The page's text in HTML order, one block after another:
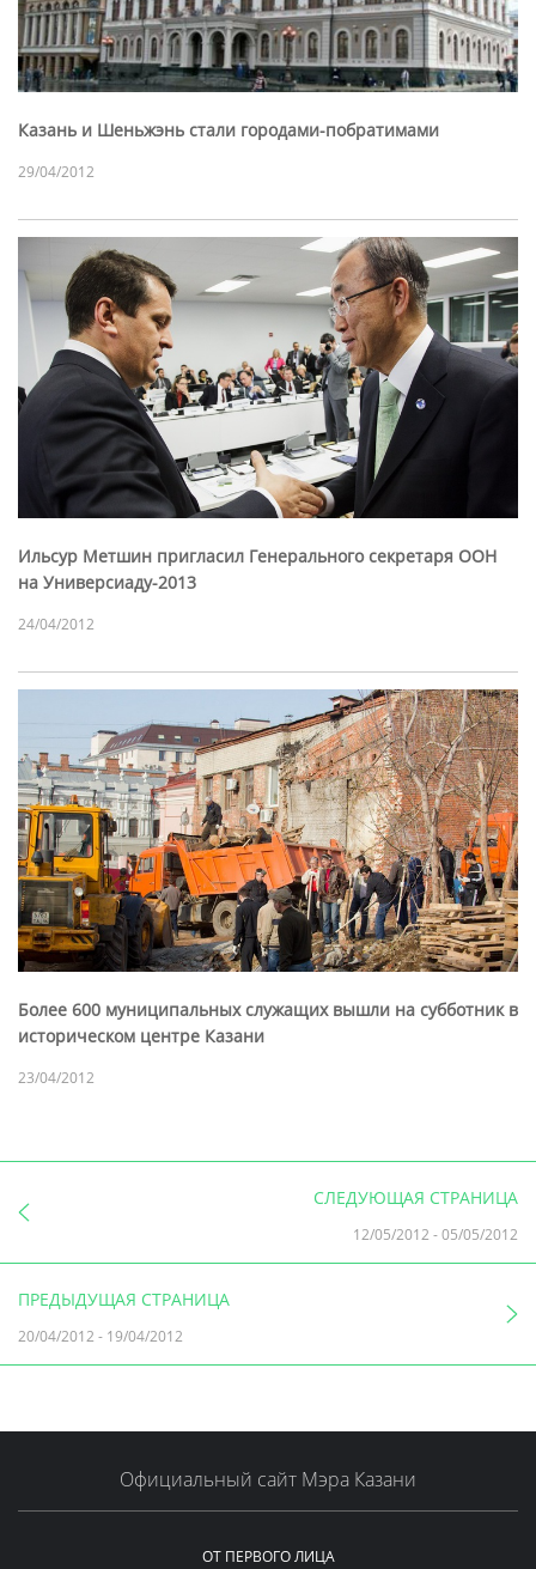
Казань и Шеньжэнь стали городами-побратимами
29/04/2012
Ильсур Метшин пригласил Генерального секретаря ООН
на Универсиаду-2013
24/04/2012
Более 600 муниципальных служащих вышли на субботник в
историческом центре Казани
23/04/2012
СЛЕДУЮЩАЯ СТРАНИЦА
12/05/2012 -05/05/2012
ПРЕДЫДУЩАЯ СТРАНИЦА
20/04/2012 - 19/04/2012
Официальный сайт Мэра Казани
ОТ ПЕРВОГО ЛИЦА